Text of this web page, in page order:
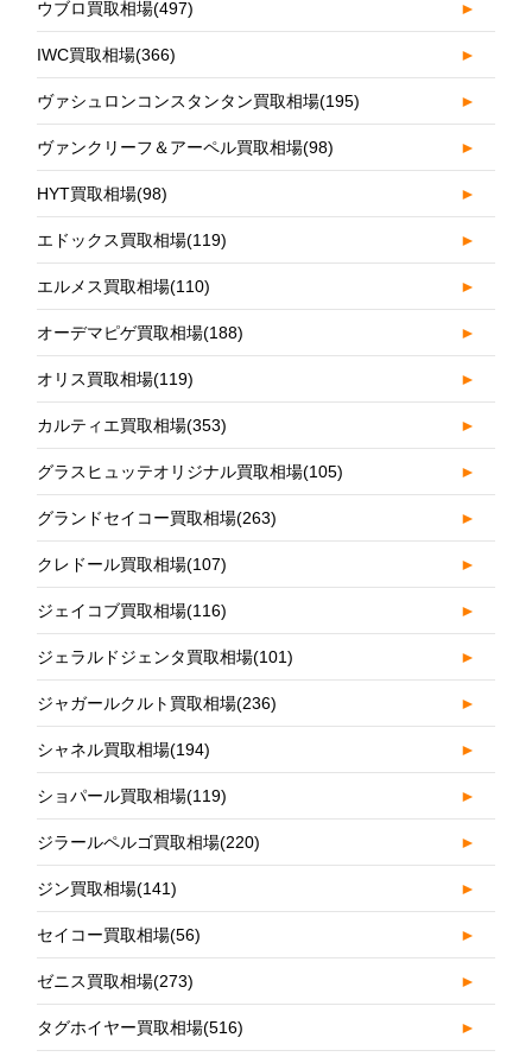
ウブロ買取相場(497) ►
IWC買取相場(366) ►
ヴァシュロンコンスタンタン買取相場(195) ►
ヴァンクリーフ＆アーペル買取相場(98) ►
HYT買取相場(98) ►
エドックス買取相場(119) ►
エルメス買取相場(110) ►
オーデマピゲ買取相場(188) ►
オリス買取相場(119) ►
カルティエ買取相場(353) ►
グラスヒュッテオリジナル買取相場(105) ►
グランドセイコー買取相場(263) ►
クレドール買取相場(107) ►
ジェイコブ買取相場(116) ►
ジェラルドジェンタ買取相場(101) ►
ジャガールクルト買取相場(236) ►
シャネル買取相場(194) ►
ショパール買取相場(119) ►
ジラールペルゴ買取相場(220) ►
ジン買取相場(141) ►
セイコー買取相場(56) ►
ゼニス買取相場(273) ►
タグホイヤー買取相場(516) ►